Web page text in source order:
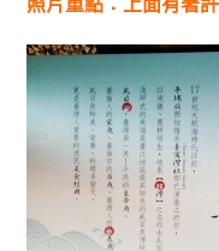
照片重點：上面有著